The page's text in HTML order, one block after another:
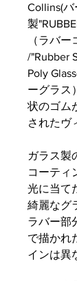
Collins(
製
（ラバー
/"Rubber
Poly
ーグラス
状のゴム
されたヴ
ガラス製
コーティ
光に当て
綺麗なグ
ラバー部
で描かれ
インは異